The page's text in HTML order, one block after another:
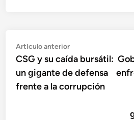
Navegación
de
entradas
Artículo anteriorArtículo
anterior:
CSG y su caída bursátil:
un gigante de defensa
frente a la corrupción